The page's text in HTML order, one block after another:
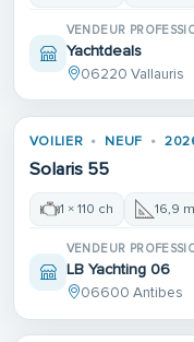
VENDEUR
Yachtdeals
06220 Vallauris
VOILIER NEUF
Solaris 55
1 × 110 ch 16,9
VENDEUR
LB Yachting 06
06600 Antibes